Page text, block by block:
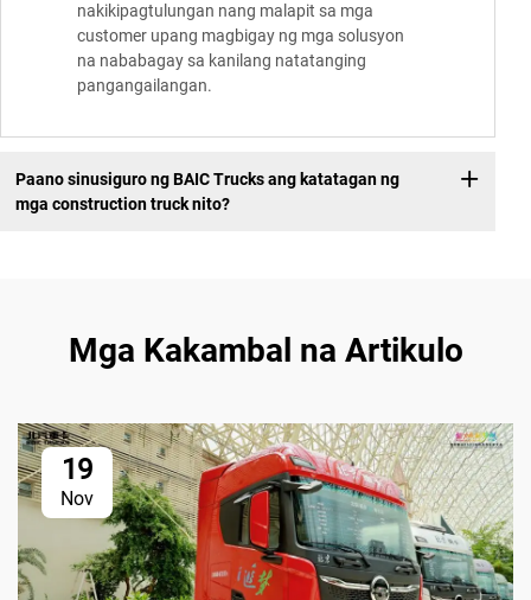
nakikipagtulungan nang malapit sa mga
customer upang magbigay ng mga solusyon
na nababagay sa kanilang natatanging
pangangailangan.
Paano sinusiguro ng BAIC Trucks ang katatagan ng
mga construction truck nito?
Mga Kakambal na Artikulo
19
Nov